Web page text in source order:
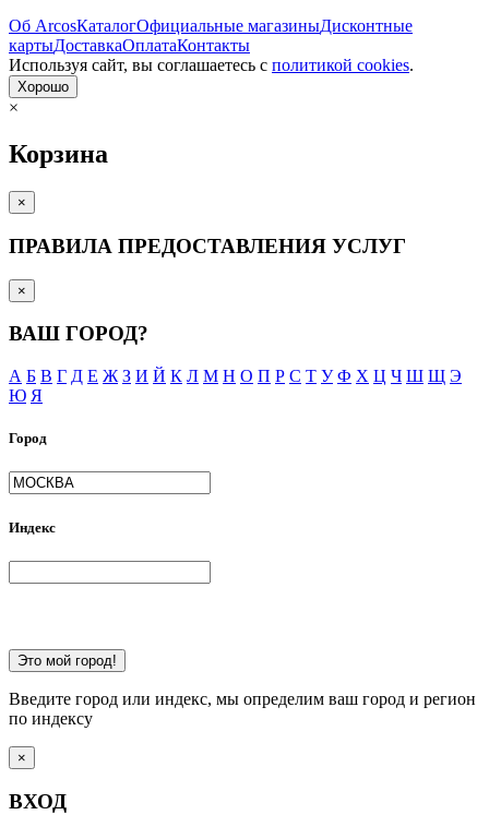
Об ArcosКаталогОфициальные магазиныДисконтные
картыДоставкаОплатаКонтакты
Используя сайт, вы согла­шаетесь с политикой cookies.
Хорошо
×
Корзина
×
ПРАВИЛА ПРЕДОСТАВЛЕНИЯ УСЛУГ
×
ВАШ ГОРОД?
А Б В Г Д Е Ж З И Й К Л М Н О П Р С Т У Ф Х Ц Ч Ш Щ Э
Ю Я
Город
Индекс
Это мой город!
Введите город или индекс, мы определим ваш город и регион
по индексу
×
ВХОД